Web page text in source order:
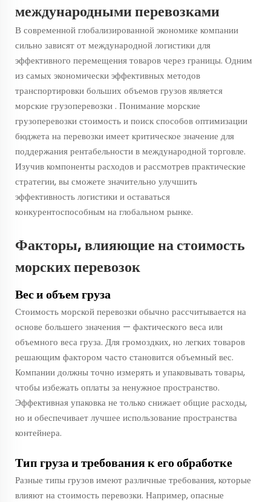
международными перевозками
В современной глобализированной экономике компании
сильно зависят от международной логистики для
эффективного перемещения товаров через границы. Одним
из самых экономически эффективных методов
транспортировки больших объемов грузов является
морские грузоперевозки . Понимание морские
грузоперевозкистоимость и поиск способов оптимизации
бюджета на перевозки имеет критическое значение для
поддержания рентабельности в международной торговле.
Изучив компоненты расходов и рассмотрев практические
стратегии, вы сможете значительно улучшить
эффективность логистики и оставаться
конкурентоспособным на глобальном рынке.
Факторы, влияющие на стоимость
морских перевозок
Вес и объем груза
Стоимость морской перевозки обычно рассчитывается на
основе большего значения — фактического веса или
объемного веса груза. Для громоздких, но легких товаров
решающим фактором часто становится объемный вес.
Компании должны точно измерять и упаковывать товары,
чтобы избежать оплаты за ненужное пространство.
Эффективная упаковка не только снижает общие расходы,
но и обеспечивает лучшее использование пространства
контейнера.
Тип груза и требования к его обработке
Разные типы грузов имеют различные требования, которые
влияют на стоимость перевозки. Например, опасные